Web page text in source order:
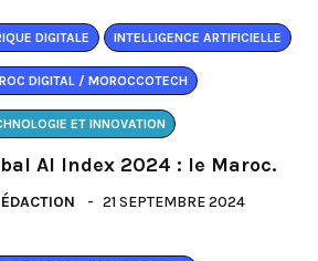
DIGITALE INTELLIGENCE ARTIFICIELLE
DIGITAL / MOROCCOTECH
ET INNOVATION
AI Index 2024 : le Maroc.
21 SEPTEMBRE 2024